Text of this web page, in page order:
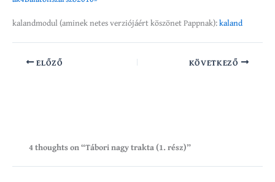
kalandmodul (aminek netes verziójáért köszönet Pappnak):kaland
ELŐZŐ KÖVETKEZŐ
4 thoughts on “Tábori nagy trakta (1. rész)”